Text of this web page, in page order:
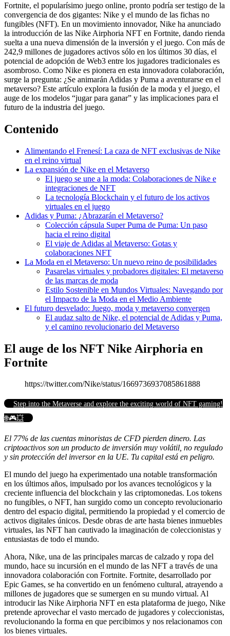
Fortnite, el popularísimo juego online, pronto podría ser testigo de la
convergencia de dos gigantes: Nike y el mundo de las fichas no
fungibles (NFT). En un movimiento innovador, Nike ha anunciado
la introducción de las Nike Airphoria NFT en Fortnite, dando rienda
suelta a una nueva dimensión de la inversión y el juego. Con más de
242,9 millones de jugadores activos sólo en los últimos 30 días, el
potencial de adopción de Web3 entre los jugadores tradicionales es
asombroso. Como Nike es pionera en esta innovadora colaboración,
surge la pregunta: ¿Se animarán Adidas y Puma a aventurarse en el
metaverso? Este artículo explora la fusión de la moda y el juego, el
auge de los modelos “jugar para ganar” y las implicaciones para el
futuro de la industria del juego.
Contenido
Alimentando el Frenesí: La caza de NFT exclusivas de Nike
en el reino virtual
La expansión de Nike en el Metaverso
El juego se une a la moda: Colaboraciones de Nike e
integraciones de NFT
La tecnología Blockchain y el futuro de los activos
virtuales en el juego
Adidas y Puma: ¿Abrazarán el Metaverso?
Colección cápsula Super Puma de Puma: Un paso
hacia el reino digital
El viaje de Adidas al Metaverso: Gotas y
colaboraciones NFT
La Moda en el Metaverso: Un nuevo reino de posibilidades
Pasarelas virtuales y probadores digitales: El metaverso
de las marcas de moda
Estilo Sostenible en Mundos Virtuales: Navegando por
el Impacto de la Moda en el Medio Ambiente
El futuro desvelado: Juego, moda y metaverso convergen
El audaz salto de Nike, el potencial de Adidas y Puma,
y el camino revolucionario del Metaverso
El auge de los NFT Nike Airphoria en
Fortnite
https://twitter.com/Nike/status/1669736937085861888
Step into the Metaverse and explore the exciting world of NFT gaming!
🌐🎮💥
El 77% de las cuentas minoristas de CFD pierden dinero. Las
criptoactivos son un producto de inversión muy volátil, no regulado
y sin protección del inversor en la UE. Tu capital está en peligro.
El mundo del juego ha experimentado una notable transformación
en los últimos años, impulsado por los avances tecnológicos y la
creciente influencia del blockchain y las criptomonedas. Los tokens
no fungibles, o NFT, han surgido como un concepto revolucionario
dentro del espacio digital, permitiendo la propiedad y el comercio de
activos digitales únicos. Desde obras de arte hasta bienes inmuebles
virtuales, las NFT han cautivado la imaginación de coleccionistas y
entusiastas de todo el mundo.
Ahora, Nike, una de las principales marcas de calzado y ropa del
mundo, hace su incursión en el mundo de las NFT a través de una
innovadora colaboración con Fortnite. Fortnite, desarrollado por
Epic Games, se ha convertido en un fenómeno cultural, atrayendo a
millones de jugadores que se sumergen en su mundo virtual. Al
introducir las Nike Airphoria NFT en esta plataforma de juego, Nike
pretende aprovechar el vasto mercado de jugadores y coleccionistas,
revolucionando la forma en que percibimos y nos relacionamos con
los bienes virtuales.